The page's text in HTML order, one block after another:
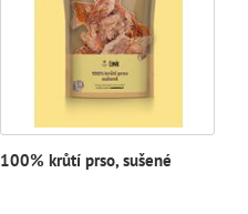
100% krůtí prso, sušené